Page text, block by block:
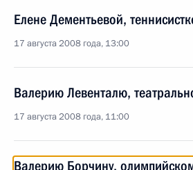
Елене Дементьевой,
17 августа 2008 года, 13:00
Валерию Левенталю,
17 августа 2008 года, 11:00
Валерию Борчину,